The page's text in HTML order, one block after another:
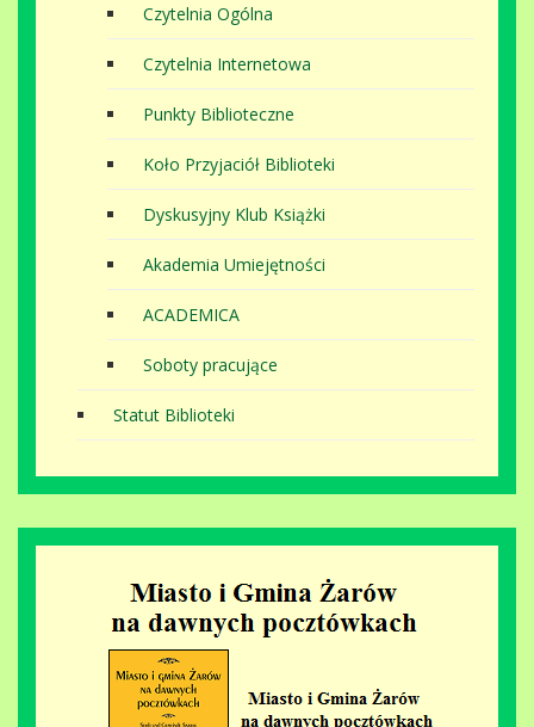
Czytelnia Ogólna
Czytelnia Internetowa
Punkty Biblioteczne
Koło Przyjaciół Biblioteki
Dyskusyjny Klub Książki
Akademia Umiejętności
ACADEMICA
Soboty pracujące
Statut Biblioteki